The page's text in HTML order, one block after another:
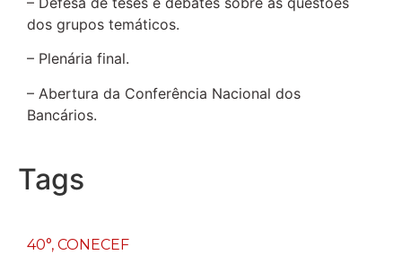
dos grupos temáticos.
– Plenária final.
– Abertura da Conferência Nacional dos
Bancários.
Tags
40°, CONECEF